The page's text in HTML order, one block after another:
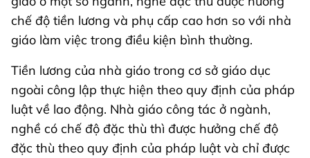
chế độ tiền lương và phụ cấp cao hơn so với nhà
giáo làm việc trong điều kiện bình thường.
Tiền lương của nhà giáo trong cơ sở giáo dục
ngoài công lập thực hiện theo quy định của pháp
luật về lao động. Nhà giáo công tác ở ngành,
nghề có chế độ đặc thù thì được hưởng chế độ
đặc thù theo quy định của pháp luật và chỉ được